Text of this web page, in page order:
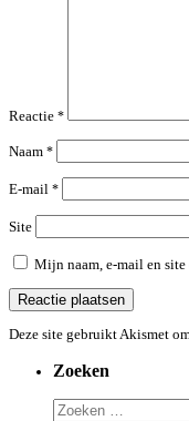
Reactie *
Naam *
E-mail *
Site
Mijn naam, e-mail en site
Deze site gebruikt Akismet
Zoeken
Zoeken